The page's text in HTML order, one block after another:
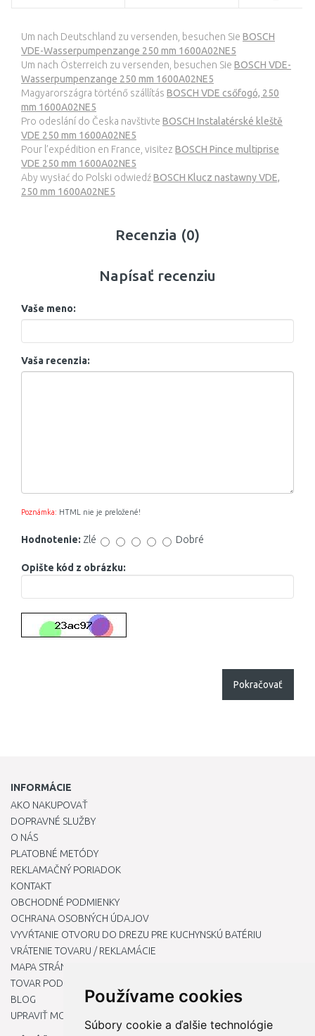
Používame cookies
Súbory cookie a ďalšie technológie
Um nach Deutschland zu versenden, besuchen Sie BOSCH
VDE-Wasserpumpenzange 250 mm 1600A02NE5
Um nach Österreich zu versenden, besuchen Sie BOSCH VDE-
Wasserpumpenzange 250 mm 1600A02NE5
Magyarországra történő szállítás BOSCH VDE csőfogó, 250
mm 1600A02NE5
Pro odeslání do Česka navštivte BOSCH Instalatérské kleště
VDE 250 mm 1600A02NE5
Pour l’expédition en France, visitez BOSCH Pince multiprise
VDE 250 mm 1600A02NE5
Aby wysłać do Polski odwiedźBOSCH Klucz nastawny VDE,
250 mm 1600A02NE5
Recenzia (0)
Napísať recenziu
Vaše meno:
Vaša recenzia:
Poznámka: HTML nie je preložené!
Hodnotenie: Zlé Dobré
Opište kód z obrázku:
Pokračovať
INFORMÁCIE
AKO NAKUPOVAŤ
DOPRAVNÉ SLUŽBY
O NÁS
PLATOBNÉ METÓDY
REKLAMAČNÝ PORIADOK
KONTAKT
OBCHODNÉ PODMIENKY
OCHRANA OSOBNÝCH ÚDAJOV
VYVŔTANIE OTVORU DO DREZU PRE KUCHYNSKÚ BATÉRIU
VRÁTENIE TOVARU / REKLAMÁCIE
MAPA STRÁNOK
TOVAR PODĽA ZNAČIEK
BLOG
UPRAVIŤ MOJE PREDVOĽBY COOKIES